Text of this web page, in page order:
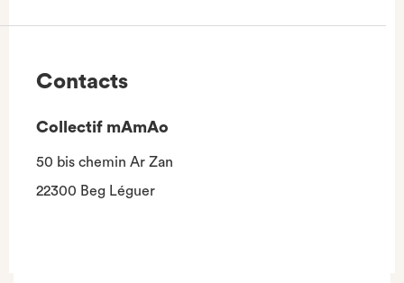
Contacts
Collectif mAmAo
50 bis chemin Ar Zan
22300 Beg Léguer